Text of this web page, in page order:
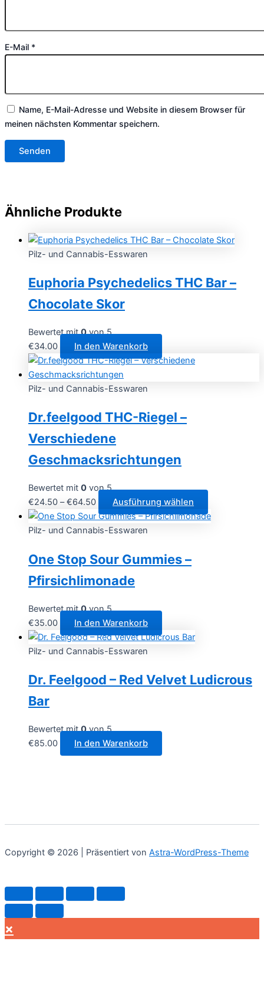
E-Mail *
Name, E-Mail-Adresse und Website in diesem Browser für
meinen nächsten Kommentar speichern.
Ähnliche Produkte
Pilz- und Cannabis-Esswaren
Euphoria Psychedelics THC Bar –
Chocolate Skor
Bewertet mit0von 5
€34.00 In den Warenkorb
Pilz- und Cannabis-Esswaren
Dr.feelgood THC-Riegel –
Verschiedene
Geschmacksrichtungen
Bewertet mit 0 von 5
€24.50 –€64.50Preisspanne:
€24.50
bis
Ausführung wählen
Produkt
werden
Pilz- und Cannabis-Esswaren
One Stop Sour Gummies –
Pfirsichlimonade
Bewertet mit0von 5
€35.00 In den Warenkorb
Pilz- und Cannabis-Esswaren
Dr. Feelgood – Red Velvet Ludicrous
Bar
Bewertet mit0von 5
€85.00 In den Warenkorb
Copyright © 2026 | Präsentiert von Astra-WordPress-Theme
×